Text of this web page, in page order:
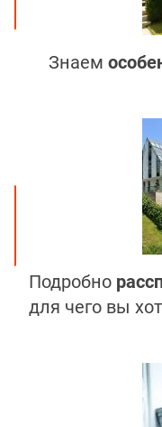
Знаем
Подробно
для чего вы